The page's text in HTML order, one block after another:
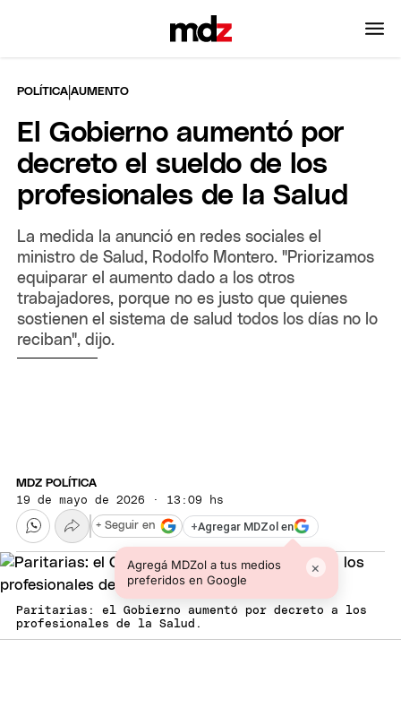
POLÍTICA |AUMENTO
El Gobierno aumentó por
decreto el sueldo de los
profesionales de la Salud
La medida la anunció en redes sociales el
ministro de Salud, Rodolfo Montero. "Priorizamos
equiparar el aumento dado a los otros
trabajadores, porque no es justo que quienes
sostienen el sistema de salud todos los días no lo
reciban", dijo.
MDZ POLÍTICA
19 de mayo de 2026 · 13:09 hs
+Agregar MDZol en
Agregá MDZol a tus medios
preferidos en Google
×
+ Seguir en
Paritarias: el Gobierno aumentó por decreto a los
profesionales de la Salud.